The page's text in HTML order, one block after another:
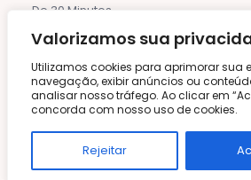
Valorizamos sua
Utilizamos cookies para aprimorar sua
navegação, exibir anúncios ou
analisar nosso tráfego. Ao clicar em
concorda com nosso uso de cookies.
Rejeitar
De 30 Minutos
Detox
Dia das Mães
Dia dos Pais
Dicas e Informações
Doces e Sobremesas Geladas
Etiqueta à Mesa